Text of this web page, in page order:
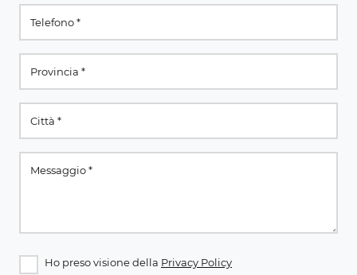
Ho preso visione della Privacy Policy